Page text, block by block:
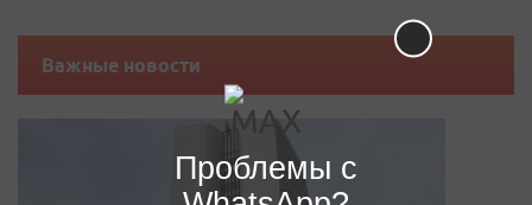
Важные новости
Проблемы с